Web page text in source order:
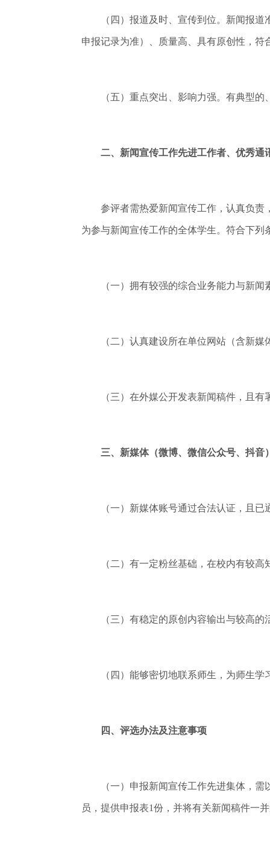
（四）报道及时、宣传到位。新闻报道准
申报记录为准）、质量高、具有原创性，
（五）重点突出、影响力强。有典型的
二、新闻宣传工作先进工作者、优秀通
参评者需热爱新闻宣传工作，认真负责，
为参与新闻宣传工作的全体学生。符合下列
（一）拥有较强的综合业务能力与新闻
（二）认真建设所在单位网站（含新媒
（三）在外媒公开发表新闻稿件，且有
三、新媒体（微博、微信公众号、抖音
（一）新媒体账号通过合法认证，且已
（二）有一定粉丝基础，在校内有较高知
（三）有稳定的原创内容输出与较高的
（四）能够密切地联系师生，为师生学
四、评选办法及注意事项
（一）申报新闻宣传工作先进集体，需以
员，提供申报表1份，并将有关新闻稿件一